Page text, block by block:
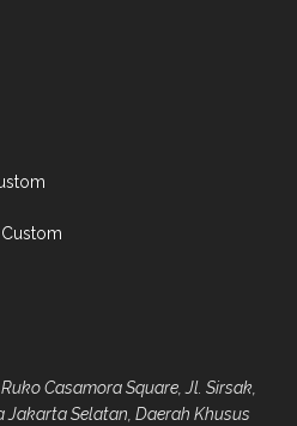
Casamora Square, Jl. Sirsak,
Jakarta Selatan, Daerah Khusus